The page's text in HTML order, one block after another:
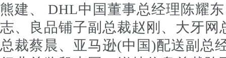
熊建、 DHL中国董事总经理陈耀
志、良品铺子副总裁赵刚、大牙
总裁蔡晨、亚马逊(中国)配送副总